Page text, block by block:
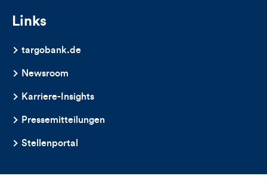
Links
targobank.de
Newsroom
Karriere-Insights
Pressemitteilungen
Stellenportal